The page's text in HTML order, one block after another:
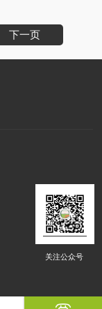
下一页
关注公众号